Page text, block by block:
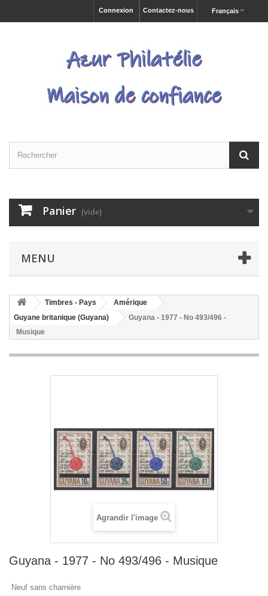
Français
Contactez-nous
Connexion
Panier (vide)
MENU
Timbres - Pays
Amérique
Guyane britanique (Guyana)
Guyana - 1977 - No 493/496 -
Musique
Agrandir l'image
Guyana - 1977 - No 493/496 - Musique
Neuf sans charnière